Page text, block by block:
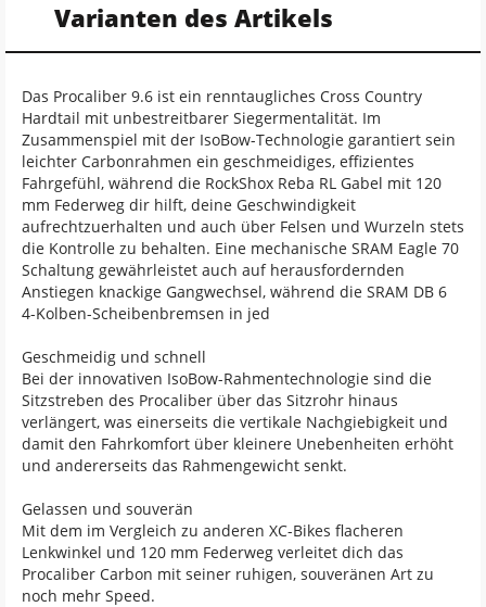
Varianten des Artikels
Das Procaliber 9.6 ist ein renntaugliches Cross Country
Hardtail mit unbestreitbarer Siegermentalität. Im
Zusammenspiel mit der IsoBow-Technologie garantiert sein
leichter Carbonrahmen ein geschmeidiges, effizientes
Fahrgefühl, während die RockShox Reba RL Gabel mit 120
mm Federweg dir hilft, deine Geschwindigkeit
aufrechtzuerhalten und auch über Felsen und Wurzeln stets
die Kontrolle zu behalten. Eine mechanische SRAM Eagle 70
Schaltung gewährleistet auch auf herausfordernden
Anstiegen knackige Gangwechsel, während die SRAM DB 6
4-Kolben-Scheibenbremsen in jed
Geschmeidig und schnell
Bei der innovativen IsoBow-Rahmentechnologie sind die
Sitzstreben des Procaliber über das Sitzrohr hinaus
verlängert, was einerseits die vertikale Nachgiebigkeit und
damit den Fahrkomfort über kleinere Unebenheiten erhöht
und andererseits das Rahmengewicht senkt.
Gelassen und souverän
Mit dem im Vergleich zu anderen XC-Bikes flacheren
Lenkwinkel und 120 mm Federweg verleitet dich das
Procaliber Carbon mit seiner ruhigen, souveränen Art zu
noch mehr Speed.